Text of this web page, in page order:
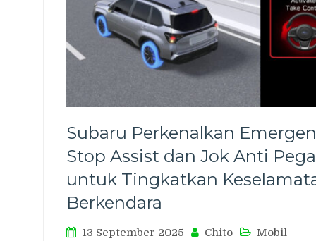
Subaru Perkenalkan
Stop Assist dan Jok Anti
untuk Tingkatkan
Berkendara
13 September 2025 Chito Mobil